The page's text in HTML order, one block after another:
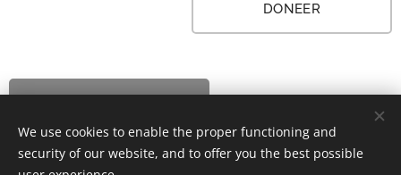
DONEER
We use cookies to enable the proper functioning and
security of our website, and to offer you the best possible